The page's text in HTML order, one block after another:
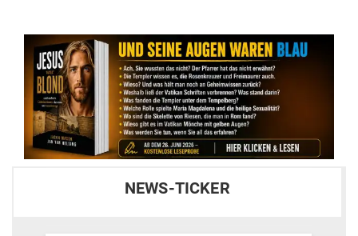
NEWS-TICKER